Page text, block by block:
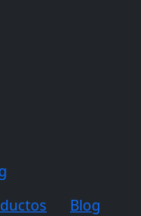
Blog